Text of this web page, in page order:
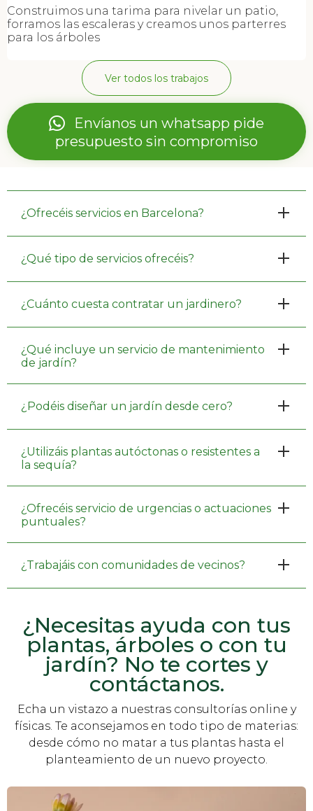
Construimos una tarima para nivelar un patio,
forramos las escaleras y creamos unos parterres
para los árboles
Ver todos los trabajos
Envíanos un whatsapp pide
presupuesto sin compromiso
¿Ofrecéis servicios en Barcelona?
¿Qué tipo de servicios ofrecéis?
¿Cuánto cuesta contratar un jardinero?
¿Qué incluye un servicio de mantenimiento
de jardín?
¿Podéis diseñar un jardín desde cero?
¿Utilizáis plantas autóctonas o resistentes a
la sequía?
¿Ofrecéis servicio de urgencias o actuaciones
puntuales?
¿Trabajáis con comunidades de vecinos?
¿Necesitas ayuda con tus
plantas, árboles o con tu
jardín? No te cortes y
contáctanos.
Echa un vistazo a nuestras consultorías online y
físicas. Te aconsejamos en todo tipo de materias:
desde cómo no matar a tus plantas hasta el
planteamiento de un nuevo proyecto.